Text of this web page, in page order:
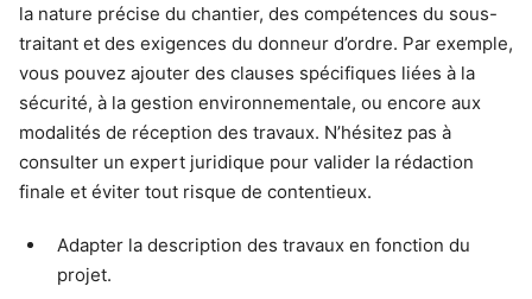
la nature précise du chantier, des compétences du sous-
traitant et des exigences du donneur d’ordre. Par exemple,
vous pouvez ajouter des clauses spécifiques liées à la
sécurité, à la gestion environnementale, ou encore aux
modalités de réception des travaux. N’hésitez pas à
consulter un expert juridique pour valider la rédaction
finale et éviter tout risque de contentieux.
Adapter la description des travaux en fonction du
projet.